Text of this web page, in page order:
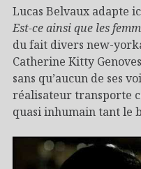
Lucas Belvaux adapte
Est-ce ainsi que les
du fait divers new-
Catherine Kitty
sans qu’aucun de ses
réalisateur transporte
quasi inhumain tant le